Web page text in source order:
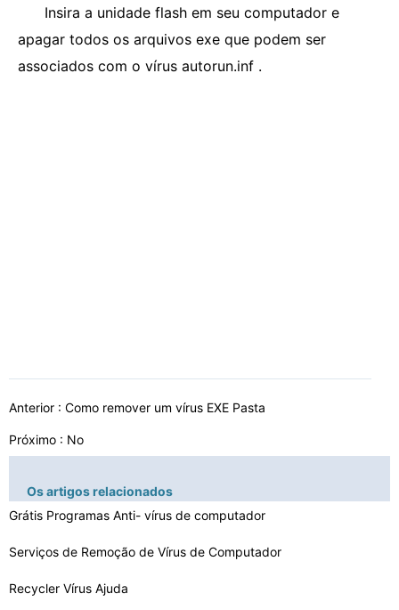
Insira a unidade flash em seu computador e
apagar todos os arquivos exe que podem ser
associados com o vírus autorun.inf .
Anterior : Como remover um vírus EXE Pasta
Próximo : No
Os artigos relacionados
Grátis Programas Anti- vírus de computador
Serviços de Remoção de Vírus de Computador
Recycler Vírus Ajuda